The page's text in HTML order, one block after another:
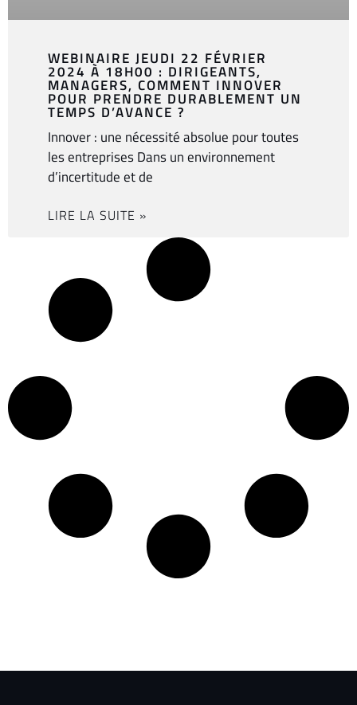
WEBINAIRE JEUDI 22 FÉVRIER
2024 À 18H00 : DIRIGEANTS,
MANAGERS, COMMENT INNOVER
POUR PRENDRE DURABLEMENT UN
TEMPS D’AVANCE ?
Innover : une nécessité absolue pour toutes
les entreprises Dans un environnement
d’incertitude et de
LIRE LA SUITE »